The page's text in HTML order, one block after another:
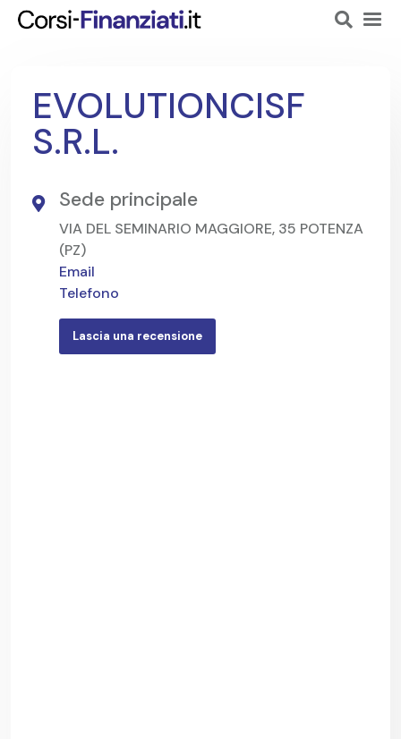
EVOLUTIONCISF
S.R.L.
Sede principale
VIA DEL SEMINARIO MAGGIORE, 35 POTENZA
(PZ)
Email
Telefono
Lascia una recensione